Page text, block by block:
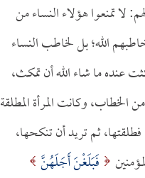
لهم: لا تمنعوا هؤلاء النساء من
الله؛ بل لخاطب النساء
عنده ما شاء الله أن تمكث،
وكانت المرأة المطلقة
ثم تريد أن تنكحها،
فَبَلَغْنَ أَجَلَهُنَّ